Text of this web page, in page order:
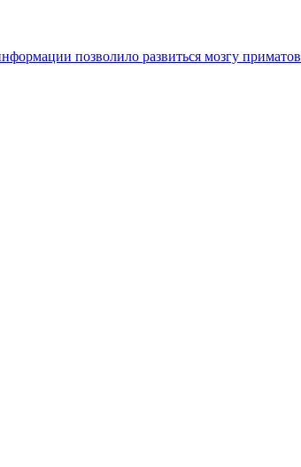
позволило развиться мозгу приматов